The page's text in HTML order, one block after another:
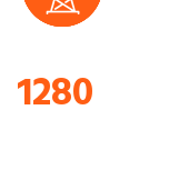
1280